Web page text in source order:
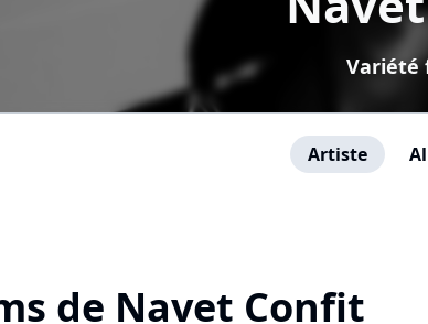
Variété
Artiste
de Navet Confit